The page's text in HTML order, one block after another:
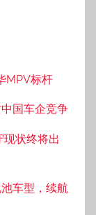
MPV标杆
国车企竞争
状终将出
车型，续航